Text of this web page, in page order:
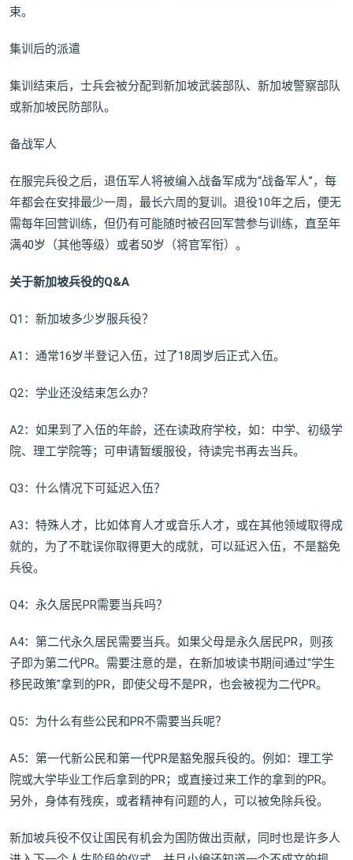
束。
集训后的派遣
集训结束后，士兵会被分配到新加坡武装部队、新加坡警察部队
或新加坡民防部队。
备战军人
在服完兵役之后，退伍军人将被编入战备军成为“战备军人”，每
年都会在安排最少一周，最长六周的复训。退役10年之后，便无
需每年回营训练，但仍有可能随时被召回军营参与训练，直至年
满40岁（其他等级）或者50岁（将官军衔）。
关于新加坡兵役的Q&A
Q1：新加坡多少岁服兵役？
A1：通常16岁半登记入伍，过了18周岁后正式入伍。
Q2：学业还没结束怎么办？
A2：如果到了入伍的年龄，还在读政府学校，如：中学、初级学
院、理工学院等；可申请暂缓服役，待读完书再去当兵。
Q3：什么情况下可延迟入伍？
A3：特殊人才，比如体育人才或音乐人才，或在其他领域取得成
就的，为了不耽误你取得更大的成就，可以延迟入伍，不是豁免
兵役。
Q4：永久居民PR需要当兵吗？
A4：第二代永久居民需要当兵。如果父母是永久居民PR，则孩
子即为第二代PR。需要注意的是，在新加坡读书期间通过“学生
移民政策”拿到的PR，即使父母不是PR，也会被视为二代PR。
Q5：为什么有些公民和PR不需要当兵呢？
A5：第一代新公民和第一代PR是豁免服兵役的。例如：理工学
院或大学毕业工作后拿到的PR；或直接过来工作的拿到的PR。
另外，身体有残疾，或者精神有问题的人，可以被免除兵役。
新加坡兵役不仅让国民有机会为国防做出贡献，同时也是许多人